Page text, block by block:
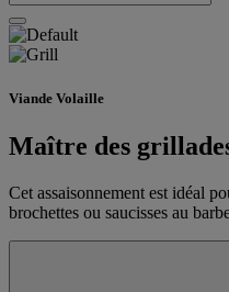
Viande Volaille
Maître des
Cet assaisonnement est idéal
brochettes ou saucisses au